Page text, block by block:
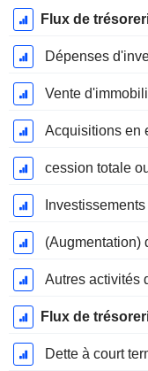
Flux de
Dépenses
Vente
Acquisitions en
cession totale
Autres activités
Flux de
Dette à court